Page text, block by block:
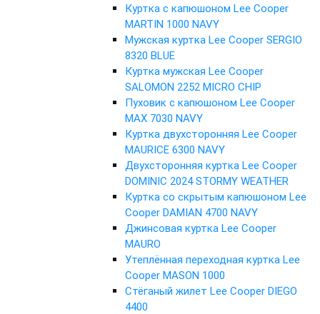
Куртка с капюшоном Lee Cooper
MARTIN 1000 NAVY
Мужская куртка Lee Cooper SERGIO
8320 BLUE
Куртка мужская Lee Cooper
SALOMON 2252 MICRO CHIP
Пуховик с капюшоном Lee Cooper
MAX 7030 NAVY
Куртка двухсторонняя Lee Cooper
MAURICE 6300 NAVY
Двухсторонняя куртка Lee Cooper
DOMINIC 2024 STORMY WEATHER
Куртка со скрытым капюшоном Lee
Cooper DAMIAN 4700 NAVY
Джинсовая куртка Lee Cooper
MAURO
Утеплённая переходная куртка Lee
Cooper MASON 1000
Стёганый жилет Lee Cooper DIEGO
4400